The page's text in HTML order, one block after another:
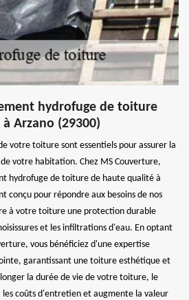
hydrofuge de toiture
Arzano (29300)
votre toiture sont essentiels pour assurer la
votre habitation. Chez MS Couverture,
hydrofuge de toiture de haute qualité à
conçu pour répondre aux besoins de nos
à votre toiture une protection durable
et les infiltrations d'eau. En optant
vous bénéficiez d'une expertise
garantissant une toiture esthétique et
la durée de vie de votre toiture, le
coûts d'entretien et augmente la valeur